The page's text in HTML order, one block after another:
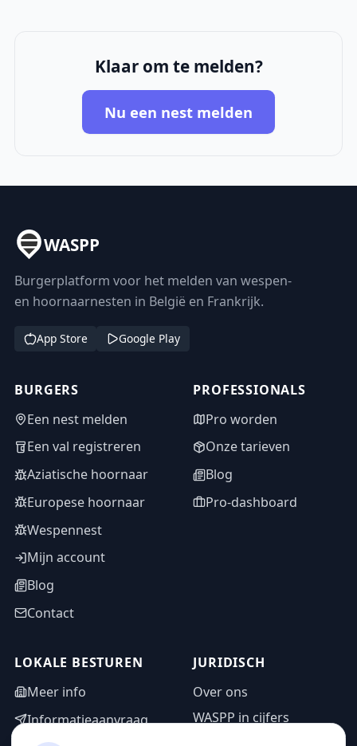
Klaar om te melden?
Nu een nest melden
WASPP
Burgerplatform voor het melden van wespen-
en hoornaarnesten in België en Frankrijk.
App Store Google Play
BURGERS
Een nest melden
Een val registreren
Aziatische hoornaar
Europese hoornaar
Wespennest
Mijn account
Blog
Contact
PROFESSIONALS
Pro worden
Onze tarieven
Blog
Pro-dashboard
LOKALE BESTUREN
Meer info
Informatieaanvraag
JURIDISCH
Over ons
WASPP in cijfers